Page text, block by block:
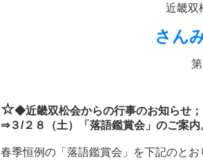
近畿双
さん
☆◆近畿双松会からの行事のお知らせ；
⇒３/２８（土） 「落語鑑賞会」のご案内
春季恒例の「落語鑑賞会」を下記のと